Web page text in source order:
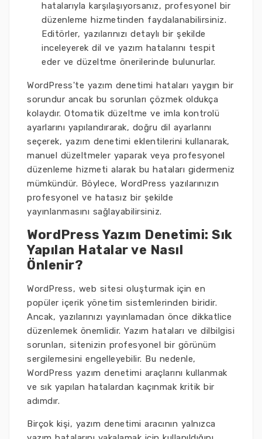
hatalarıyla karşılaşıyorsanız, profesyonel bir
düzenleme hizmetinden faydalanabilirsiniz.
Editörler, yazılarınızı detaylı bir şekilde
inceleyerek dil ve yazım hatalarını tespit
eder ve düzeltme önerilerinde bulunurlar.
WordPress'te yazım denetimi hataları yaygın bir
sorundur ancak bu sorunları çözmek oldukça
kolaydır. Otomatik düzeltme ve imla kontrolü
ayarlarını yapılandırarak, doğru dil ayarlarını
seçerek, yazım denetimi eklentilerini kullanarak,
manuel düzeltmeler yaparak veya profesyonel
düzenleme hizmeti alarak bu hataları gidermeniz
mümkündür. Böylece, WordPress yazılarınızın
profesyonel ve hatasız bir şekilde
yayınlanmasını sağlayabilirsiniz.
WordPress Yazım Denetimi: Sık
Yapılan Hatalar ve Nasıl
Önlenir?
WordPress, web sitesi oluşturmak için en
popüler içerik yönetim sistemlerinden biridir.
Ancak, yazılarınızı yayınlamadan önce dikkatlice
düzenlemek önemlidir. Yazım hataları ve dilbilgisi
sorunları, sitenizin profesyonel bir görünüm
sergilemesini engelleyebilir. Bu nedenle,
WordPress yazım denetimi araçlarını kullanmak
ve sık yapılan hatalardan kaçınmak kritik bir
adımdır.
Birçok kişi, yazım denetimi aracının yalnızca